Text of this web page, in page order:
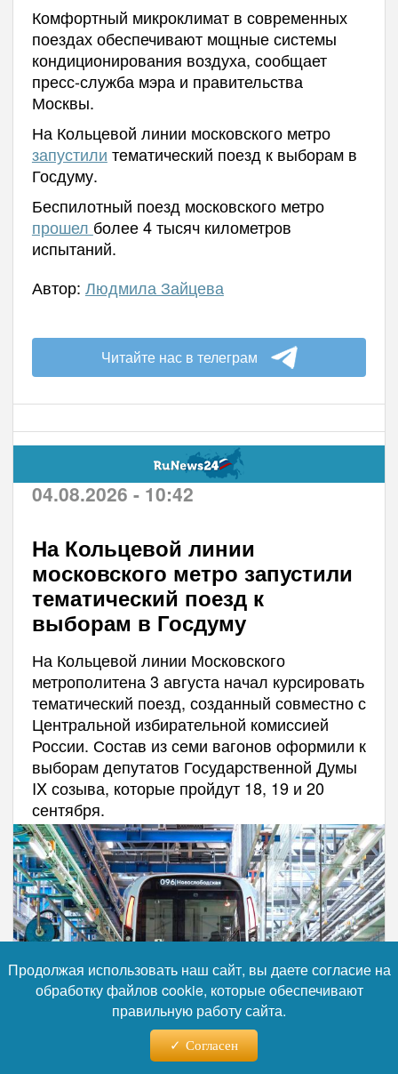
Комфортный микроклимат в современных
поездах обеспечивают мощные системы
кондиционирования воздуха, сообщает
пресс-служба мэра и правительства
Москвы.
На Кольцевой линии московского метро
запустили тематический поезд к выборам в
Госдуму.
Беспилотный поезд московского метро
прошел более 4 тысяч километров
испытаний.
Автор: Людмила Зайцева
Читайте нас в телеграм
04.08.2026 - 10:42
На Кольцевой линии
московского метро запустили
тематический поезд к
выборам в Госдуму
На Кольцевой линии Московского
метрополитена 3 августа начал курсировать
тематический поезд, созданный совместно с
Центральной избирательной комиссией
России. Состав из семи вагонов оформили к
выборам депутатов Государственной Думы
IX созыва, которые пройдут 18, 19 и 20
сентября.
Продолжая использовать наш сайт, вы даете согласие на
обработку файлов cookie, которые обеспечивают
правильную работу сайта.
Согласен